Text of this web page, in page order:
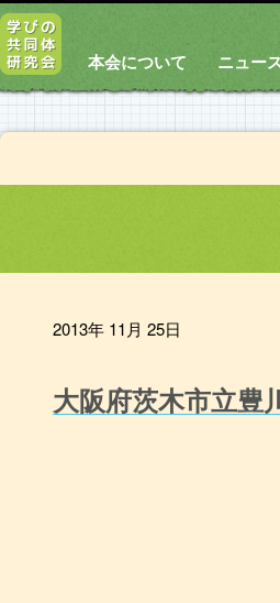
本会について ニュー
2013年 11月 25日
大阪府茨木市立豊